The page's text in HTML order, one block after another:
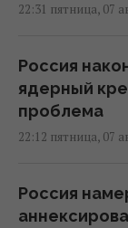
22:31 пятница, 07
Россия
ядерный
проблема
22:12 пятница, 07
Россия